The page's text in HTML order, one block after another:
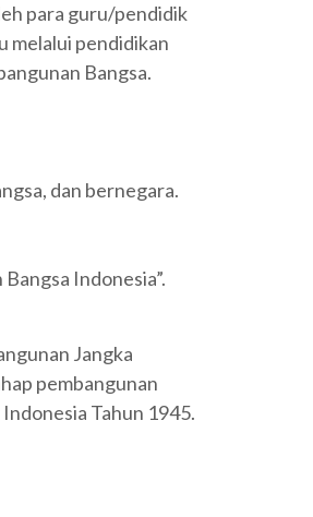
para guru/pendidik
melalui pendidikan
Bangsa.
dan bernegara.
Indonesia”.
Jangka
pembangunan
Tahun 1945.